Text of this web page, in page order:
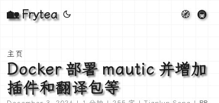
🏡 Frytea 🧭 🚇
主页
Docker 部署 mautic 并增加
插件和翻译包等